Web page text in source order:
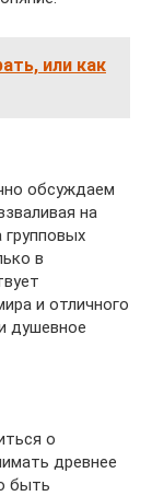
или как
обсуждаем
на
групповых
в
и отличного
душевное
о
древнее
быть